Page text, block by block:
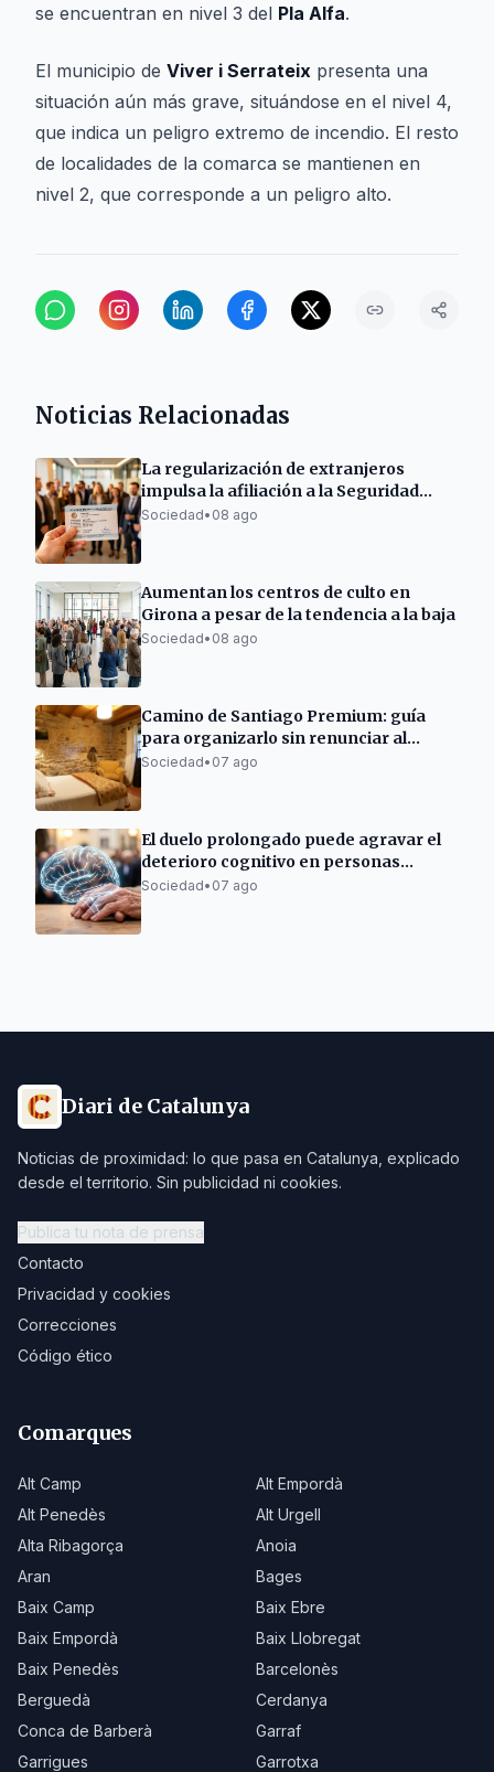
se encuentran en nivel 3 del Pla Alfa.
El municipio de Viver i Serrateix presenta una
situación aún más grave, situándose en el nivel 4,
que indica un peligro extremo de incendio. El resto
de localidades de la comarca se mantienen en
nivel 2, que corresponde a un peligro alto.
Noticias Relacionadas
La regularización de extranjeros
impulsa la afiliación a la Seguridad
Social en el Berguedà
Sociedad• 08 ago
Aumentan los centros de culto en
Girona a pesar de la tendencia a la baja
Sociedad• 08 ago
Camino de Santiago Premium: guía
para organizarlo sin renunciar al
descanso
Sociedad• 07 ago
El duelo prolongado puede agravar el
deterioro cognitivo en personas
mayores
Sociedad• 07 ago
Diari de Catalunya
Noticias de proximidad: lo que pasa en Catalunya, explicado
desde el territorio. Sin publicidad ni cookies.
Publica tu nota de prensa
Contacto
Privacidad y cookies
Correcciones
Código ético
Comarques
Alt Camp
Alt Empordà
Alt Penedès
Alt Urgell
Alta Ribagorça
Anoia
Aran
Bages
Baix Camp
Baix Ebre
Baix Empordà
Baix Llobregat
Baix Penedès
Barcelonès
Berguedà
Cerdanya
Conca de Barberà
Garraf
Garrigues
Garrotxa